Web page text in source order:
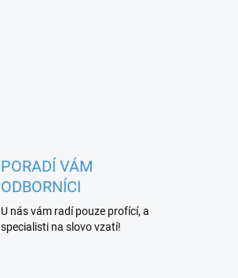
PORADÍ VÁM
ODBORNÍCI
U nás vám radí pouze profící, a
specialisti na slovo vzatí!